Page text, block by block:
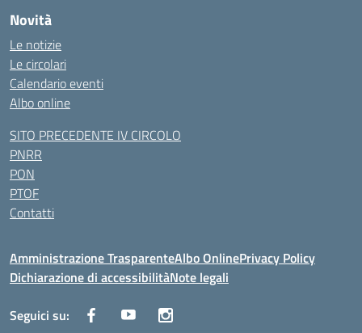
Novità
Le notizie
Le circolari
Calendario eventi
Albo online
SITO PRECEDENTE IV CIRCOLO
PNRR
PON
PTOF
Contatti
Amministrazione TrasparenteAlbo OnlinePrivacy Policy
Dichiarazione di accessibilitàNote legali
Seguici su: